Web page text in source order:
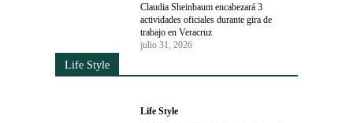
Claudia Sheinbaum encabezará 3
actividades oficiales durante gira de
trabajo en Veracruz
julio 31, 2026
Life Style
Life Style